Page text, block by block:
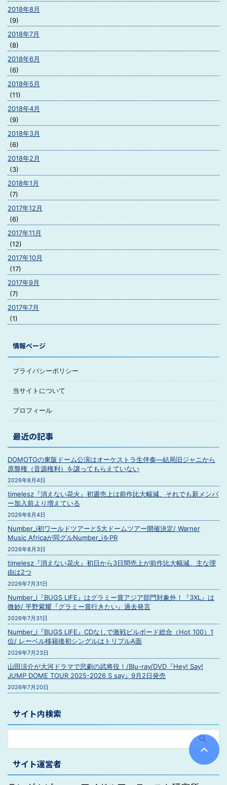
2018年8月
(9)
2018年7月
(8)
2018年6月
(6)
2018年5月
(11)
2018年4月
(9)
2018年3月
(6)
2018年2月
(3)
2018年1月
(7)
2017年12月
(6)
2017年11月
(12)
2017年10月
(17)
2017年9月
(7)
2017年7月
(1)
情報ページ
プライバシーポリシー
当サイトについて
プロフィール
最近の記事
DOMOTOの東阪ドーム公演はオーケストラ生伴奏―結局旧ジャニから
原盤権（音源権利）を譲ってもらえていない
2026年8月4日
timelesz『消えない花火』初週売上は前作比大幅減、それでも新メンバ
ー加入前より増えている
2026年8月4日
Number_i初ワールドツアーと5大ドームツアー開催決定/ Warner
Music Africaが同グルNumber_iをPR
2026年8月3日
timelesz『消えない花火』初日から3日間売上が前作比大幅減、主な理
由は2つ
2026年7月31日
Number_i『BUGS LIFE』はグラミー賞アジア部門対象外！『3XL』は
微妙/ 平野紫耀『グラミー賞行きたい』過去発言
2026年7月31日
Number_i『BUGS LIFE』CDなしで激戦ビルボード総合（Hot 100）1
位/ レーベル移籍後初シングルはトリプルA面
2026年7月23日
山田涼介が大河ドラマで悲劇の武将役！/Blu-ray/DVD『Hey! Say!
JUMP DOME TOUR 2025-2026 S say』9月2日発売
2026年7月20日
サイト内検索
サイト運営者